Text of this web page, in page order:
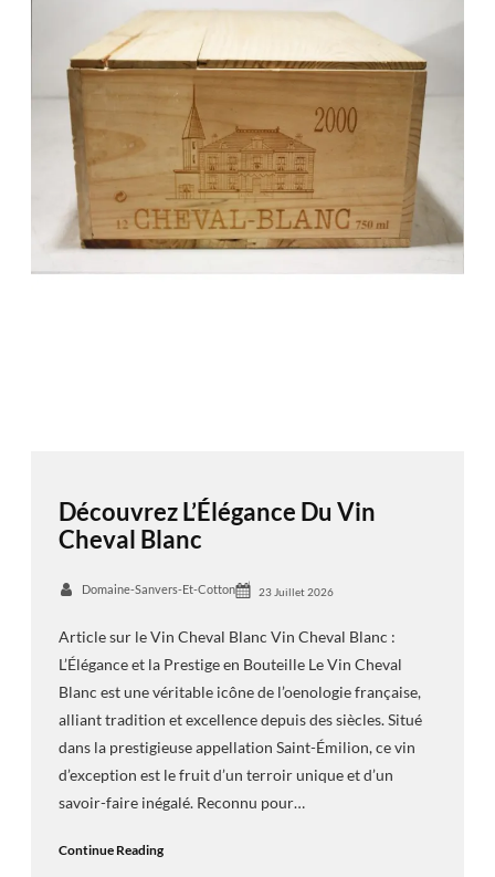
Découvrez L’Élégance Du Vin
Cheval Blanc
Domaine-Sanvers-Et-Cotton 23 Juillet 2026
Article sur le Vin Cheval Blanc Vin Cheval Blanc :
L’Élégance et la Prestige en Bouteille Le Vin Cheval
Blanc est une véritable icône de l’oenologie française,
alliant tradition et excellence depuis des siècles. Situé
dans la prestigieuse appellation Saint-Émilion, ce vin
d’exception est le fruit d’un terroir unique et d’un
savoir-faire inégalé. Reconnu pour…
Continue Reading